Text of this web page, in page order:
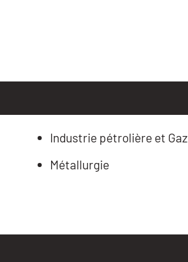
Industrie pétrolière et Gaz
Métallurgie